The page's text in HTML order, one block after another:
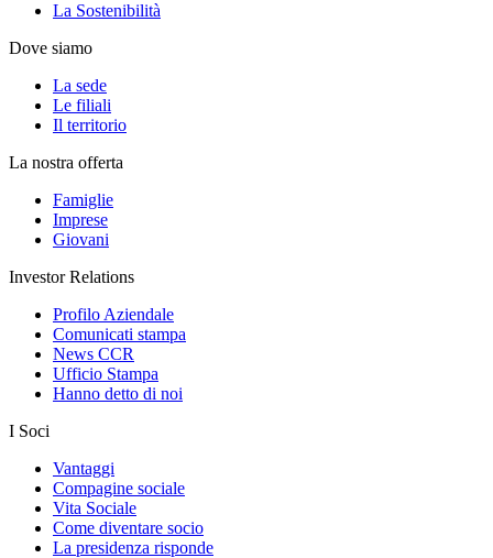
La Sostenibilità
Dove siamo
La sede
Le filiali
Il territorio
La nostra offerta
Famiglie
Imprese
Giovani
Investor Relations
Profilo Aziendale
Comunicati stampa
News CCR
Ufficio Stampa
Hanno detto di noi
I Soci
Vantaggi
Compagine sociale
Vita Sociale
Come diventare socio
La presidenza risponde